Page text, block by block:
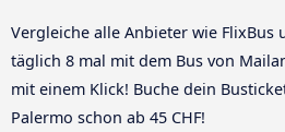
Vergleiche alle Anbieter wie FlixBus
täglich 8 mal mit dem Bus von
mit einem Klick! Buche dein
Palermo schon ab 45 CHF!